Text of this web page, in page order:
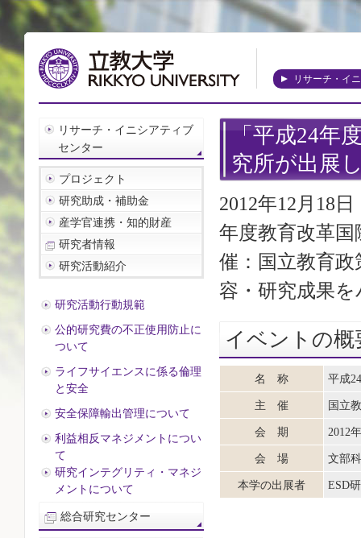
リサーチ・イ
「平成24年
究所が出展
2012年12月18
年度教育改革
催：国立教育
容・研究成果
イベントの概
名 称 平成
主 催 国立
会 期 2012
会 場 文部
本学の出展者 ESD
リサーチ・イニシアティブ
センター
プロジェクト
研究助成・補助金
産学官連携・知的財産
研究者情報
研究活動紹介
研究活動行動規範
公的研究費の不正使用防止に
ついて
ライフサイエンスに係る倫理
と安全
安全保障輸出管理について
利益相反マネジメントについ
て
研究インテグリティ・マネジ
メントについて
総合研究センター